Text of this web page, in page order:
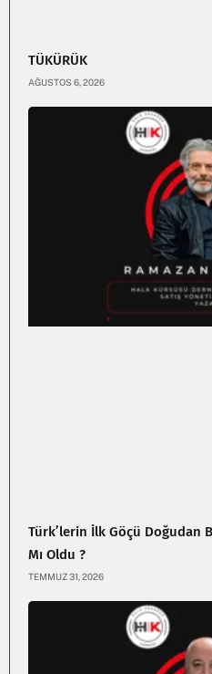
TÜKÜRÜK
AĞUSTOS 6, 2026
Türk’lerin İlk Göçü Doğudan
Mı Oldu ?
TEMMUZ 31, 2026